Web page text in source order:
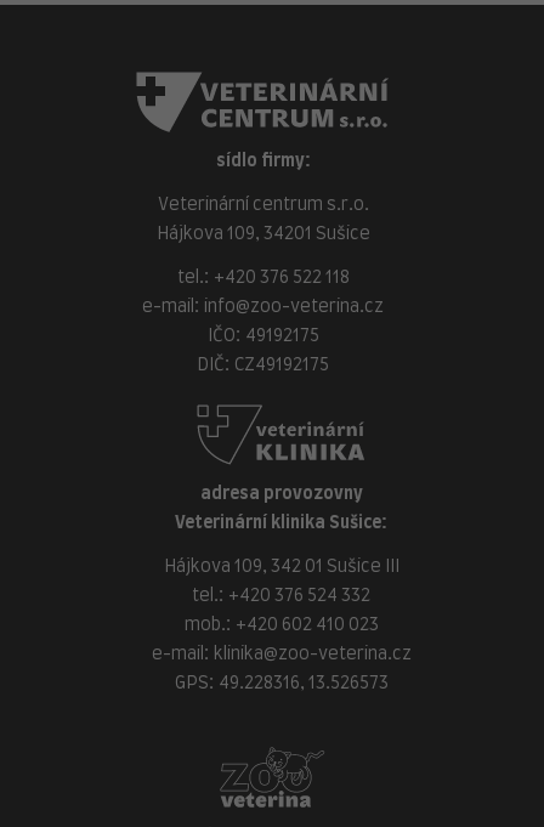
sídlo firmy:
Veterinární centrum s.r.o.
Hájkova 109, 34201 Sušice
tel.: +420 376 522 118
e-mail:
info@zoo-veterina.cz
IČO: 49192175
DIČ: CZ49192175
adresa provozovny
Veterinární klinika Sušice:
Hájkova 109, 342 01 Sušice III
tel.: +420 376 524 332
mob.: +420 602 410 023
e-mail: klinika@zoo-veterina.cz
GPS: 49.228316, 13.526573